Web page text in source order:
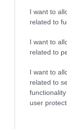
I want to
related to
I want to
related to
I want to
related to
user